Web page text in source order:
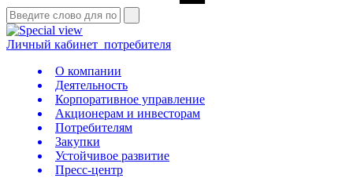
Личный кабинет потребителя
О компании
Деятельность
Корпоративное управление
Акционерам и инвесторам
Потребителям
Закупки
Устойчивое развитие
Пресс-центр